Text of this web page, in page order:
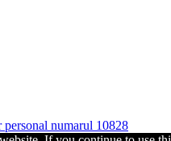
personal numarul 10828